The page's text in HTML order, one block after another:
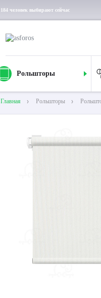
184 человек выбирают сейчас
Рольшторы
Главная Рольшторы